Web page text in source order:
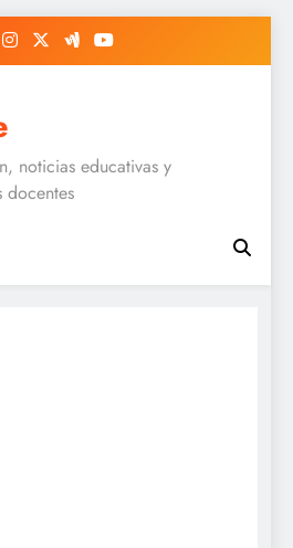
noticias educativas y
docentes